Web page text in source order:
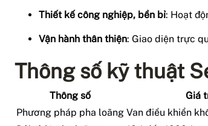
Thiết kế công nghiệp, bền bỉ: Hoạt
Vận hành thân thiện: Giao diện trực
Thông số kỹ thuật
Thông số
Giá
Phương pháp pha loãng Van điều khiển